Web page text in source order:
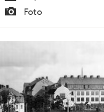
Tid
Typ
Foto